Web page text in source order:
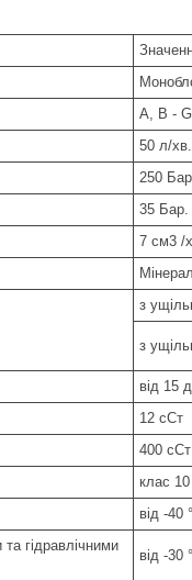
А, В -
50 л/хв.
250 Бар
35 Бар.
7 см3 /
з
з
від 15
12 сСт
400 сСт
клас 10
від -40
гідравлічними
від -30